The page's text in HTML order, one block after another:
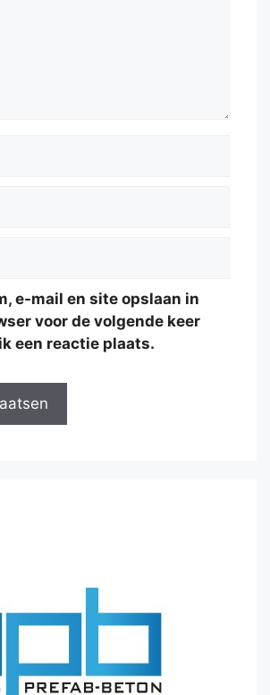
e-mail en site opslaan in
voor de volgende keer
een reactie plaats.